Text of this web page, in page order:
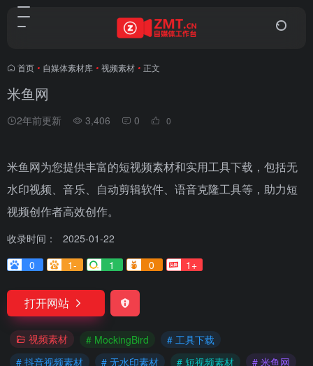
首页 • 自媒体素材库 • 视频素材 • 正文
米鱼网
2年前更新 3,406 0 0
米鱼网为您提供丰富的短视频素材和实用工具下载，包括无
水印视频、音乐、自动剪辑软件、语音克隆工具等，助力短
视频创作者高效创作。
收录时间：
2025-01-22
0
1- 1 0 1+
打开网站
视频素材 # MockingBird
# 工具下载
# 抖音视频素材
# 无水印素材 # 短视频素材
# 米鱼网